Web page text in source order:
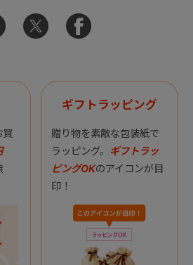
買
ギフトラッピング
贈り物を素敵な包装紙で
ラッピング。 ギフトラッ
ピングOKのアイコンが目
印！